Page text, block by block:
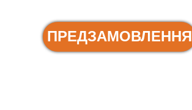
ПРЕДЗАМОВЛЕННЯ